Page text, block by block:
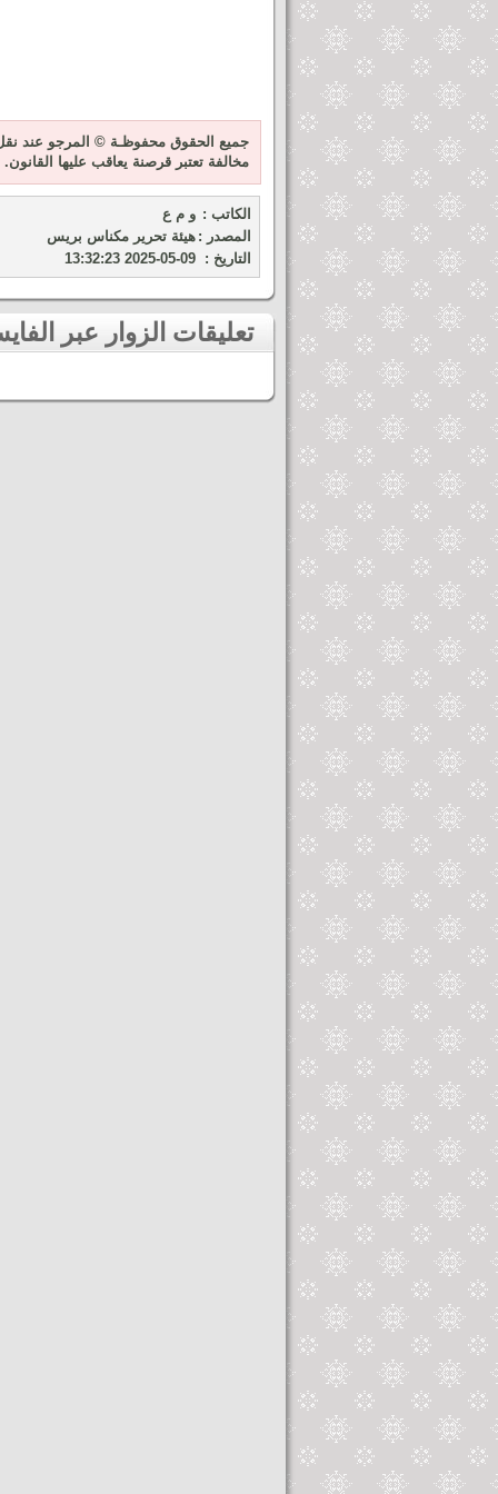
جميع الحقوق محفوظـة © المرجو عند
مخالفة تعتبر قرصنة يعاقب عليها القانون.
الكاتب : و م ع
المصدر : هيئة تحرير مكناس بريس
التاريخ : 2025-05-09 13:32:23
تعليقات الزوار عبر الفايسبوك